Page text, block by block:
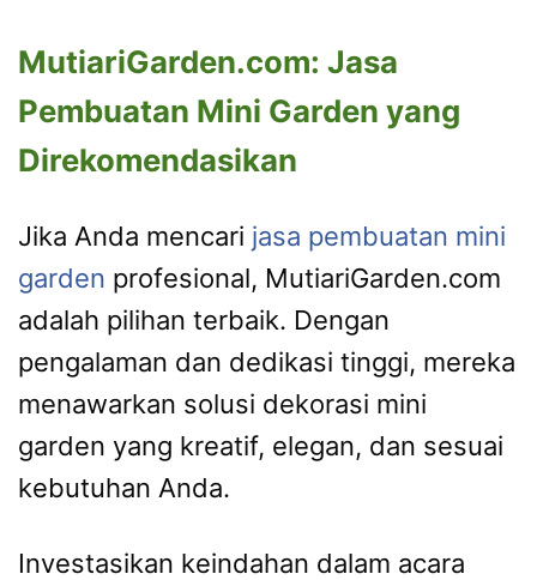
MutiariGarden.com: Jasa
Pembuatan Mini Garden yang
Direkomendasikan
Jika Anda mencari jasa pembuatan mini
garden profesional, MutiariGarden.com
adalah pilihan terbaik. Dengan
pengalaman dan dedikasi tinggi, mereka
menawarkan solusi dekorasi mini
garden yang kreatif, elegan, dan sesuai
kebutuhan Anda.
Investasikan keindahan dalam acara